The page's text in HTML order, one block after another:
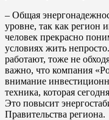
– Общая
уровне, так как регион
человек прекрасно
условиях жить
работают, тоже не
важно, что компания
внимание
техника, которая
Это повысит
Правительства региона.